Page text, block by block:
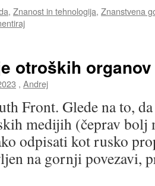
, Znanost in tehnologija, Znanstvena
otroških
, Andrej
Front. Glede na to,
medijih (čeprav bolj
odpisati kot rusko
na gornji